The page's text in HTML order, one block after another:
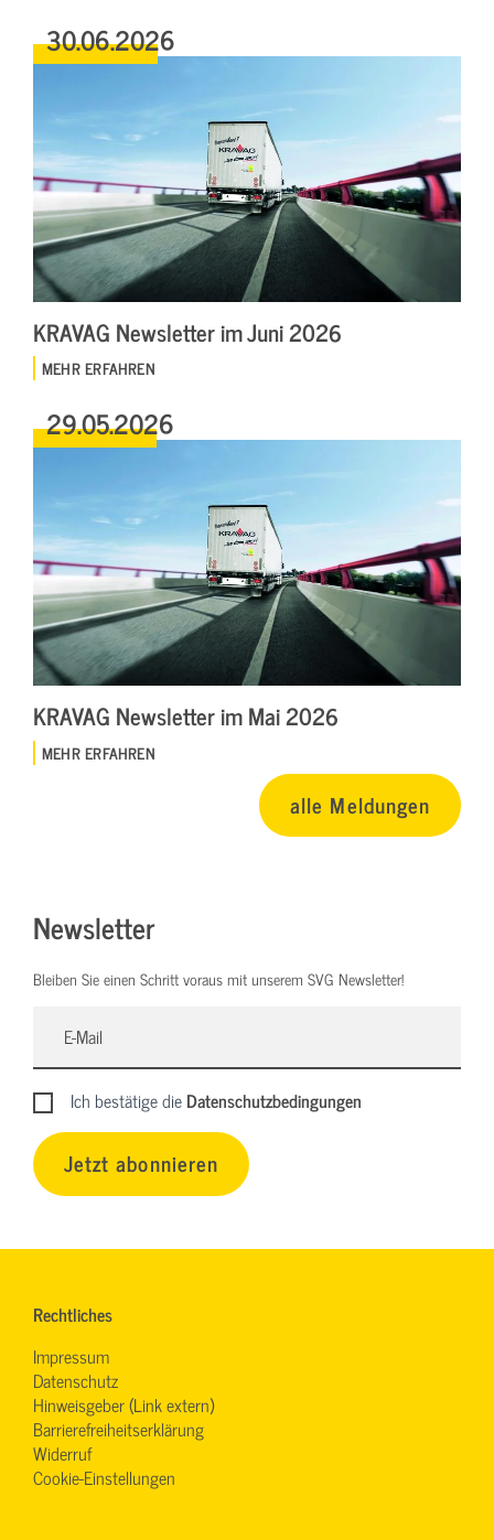
30.06.2026
KRAVAG Newsletter im Juni 2026
MEHR ERFAHREN
29.05.2026
KRAVAG Newsletter im Mai 2026
MEHR ERFAHREN
alle Meldungen
Newsletter
Bleiben Sie einen Schritt voraus mit unserem SVG Newsletter!
Ich bestätige dieDatenschutzbedingungen
Jetzt abonnieren
Rechtliches
Impressum
Datenschutz
Hinweisgeber (Link extern)
Barrierefreiheitserklärung
Widerruf
Cookie-Einstellungen